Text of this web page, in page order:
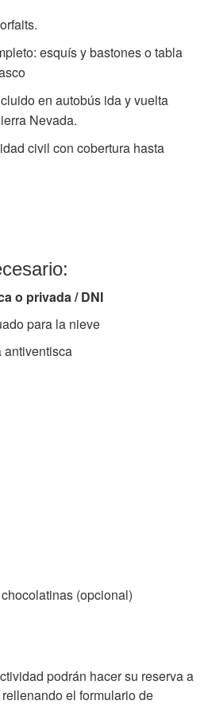
esquís y bastones o tabla
en autobús ida y vuelta
Nevada.
civil con cobertura hasta
o privada / DNI
para la nieve
antiventisca
(opcional)
podrán hacer su reserva a
el formulario de